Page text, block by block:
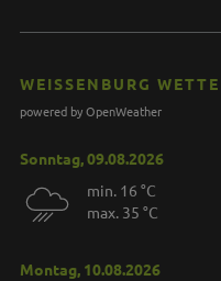
WEISSENBURG WETTER
powered by OpenWeather
Sonntag, 09.08.2026
min. 16 °C
max. 35 °C
Montag, 10.08.2026